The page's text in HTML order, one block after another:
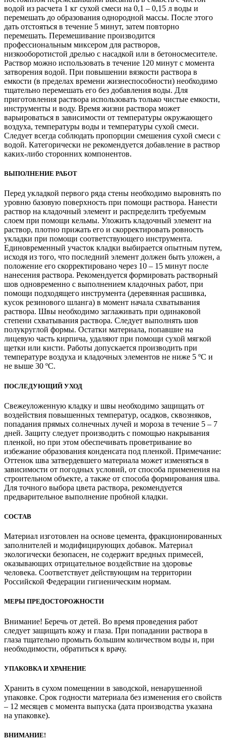
водой из расчета 1 кг сухой смеси на 0,1 – 0,15 л воды и
перемешать до образования однородной массы. После этого
дать отстояться в течение 5 минут, затем повторно
перемешать. Перемешивание производится
профессиональным миксером для растворов,
низкооборотистой дрелью с насадкой или в бетоносмесителе.
Раствор можно использовать в течение 120 минут с момента
затворения водой. При повышении вязкости раствора в
емкости (в пределах времени жизнеспособности) необходимо
тщательно перемешать его без добавления воды. Для
приготовления раствора использовать только чистые емкости,
инструменты и воду. Время жизни раствора может
варьироваться в зависимости от температуры окружающего
воздуха, температуры воды и температуры сухой смеси.
Следует всегда соблюдать пропорции смешения сухой смеси с
водой. Категорически не рекомендуется добавление в раствор
каких-либо сторонних компонентов.
ВЫПОЛНЕНИЕ РАБОТ
Перед укладкой первого ряда стены необходимо выровнять по
уровню базовую поверхность при помощи раствора. Нанести
раствор на кладочный элемент и распределить требуемым
слоем при помощи кельмы. Уложить кладочный элемент на
раствор, плотно прижать его и скорректировать ровность
укладки при помощи соответствующего инструмента.
Единовременный участок кладки выбирается опытным путем,
исходя из того, что последний элемент должен быть уложен, а
положение его скорректировано через 10 – 15 минут после
нанесения раствора. Рекомендуется формировать растворный
шов одновременно с выполнением кладочных работ, при
помощи подходящего инструмента (деревянная расшивка,
кусок резинового шланга) в момент начала схватывания
раствора. Швы необходимо заглаживать при одинаковой
степени схватывания раствора. Следует выполнять шов
полукруглой формы. Остатки материала, попавшие на
лицевую часть кирпича, удаляют при помощи сухой мягкой
щетки или кисти. Работы допускается производить при
температуре воздуха и кладочных элементов не ниже 5 ºС и
не выше 30 ºС.
ПОСЛЕДУЮЩИЙ УХОД
Свежеуложенную кладку и швы необходимо защищать от
воздействия повышенных температур, осадков, сквозняков,
попадания прямых солнечных лучей и мороза в течение 5 – 7
дней. Защиту следует производить с помощью накрывания
пленкой, но при этом обеспечивать проветривание во
избежание образования конденсата под пленкой. Примечание:
Оттенок шва затвердевшего материала может изменяться в
зависимости от погодных условий, от способа применения на
строительном объекте, а также от способа формирования шва.
Для точного выбора цвета раствора, рекомендуется
предварительное выполнение пробной кладки.
СОСТАВ
Материал изготовлен на основе цемента, фракционированных
заполнителей и модифицирующих добавок. Материал
экологически безопасен, не содержит вредных примесей,
оказывающих отрицательное воздействие на здоровье
человека. Соответствует действующим на территории
Российской Федерации гигиеническим нормам.
МЕРЫ ПРЕДОСТОРОЖНОСТИ
Внимание! Беречь от детей. Во время проведения работ
следует защищать кожу и глаза. При попадании раствора в
глаза тщательно промыть большим количеством воды и, при
необходимости, обратиться к врачу.
УПАКОВКА И ХРАНЕНИЕ
Хранить в сухом помещении в заводской, ненарушенной
упаковке. Срок годности материала без изменения его свойств
– 12 месяцев с момента выпуска (дата производства указана
на упаковке).
ВНИМАНИЕ!